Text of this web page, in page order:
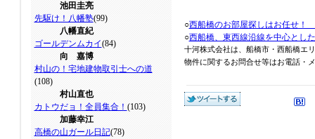
池田圭亮
先駆け！八幡塾(99)
八幡直紀
ゴールデンムカイ(84)
向 嘉博
村山の！宅地建物取引士への道
(108)
村山直也
カトウだョ！全員集合！ (103)
加藤幸江
高橋の山ガール日記(78)
○西船橋のお部屋探しはお任せ！
○西船橋、東西線沿線を中心とし
十河株式会社は、船橋市・西船橋エ
物件に関するお問合せ等はお電話・